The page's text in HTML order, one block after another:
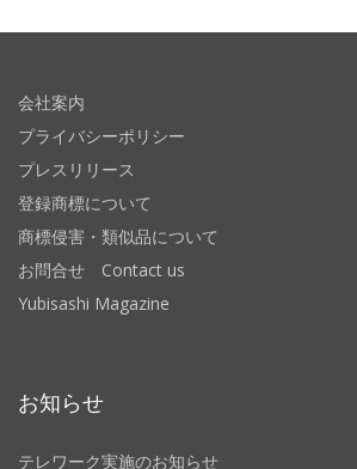
会社案内
プライバシーポリシー
プレスリリース
登録商標について
商標侵害・類似品について
お問合せ Contact us
Yubisashi Magazine
お知らせ
テレワーク実施のお知らせ